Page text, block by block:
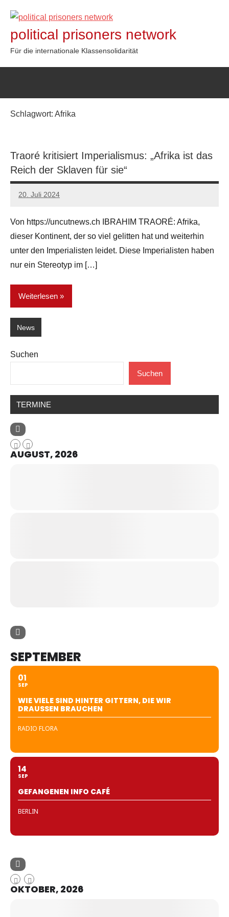
Inhalt
springen
political prisoners network
Für die internationale Klassensolidarität
Schlagwort: Afrika
Traoré kritisiert Imperialismus: „Afrika ist das
Reich der Sklaven für sie“
20. Juli 2024
network
Von https://uncutnews.ch IBRAHIM TRAORÉ: Afrika,
dieser Kontinent, der so viel gelitten hat und weiterhin
unter den Imperialisten leidet. Diese Imperialisten haben
nur ein Stereotyp im […]
Weiterlesen
News
Suchen
Suchen
TERMINE
AUGUST, 2026
SEPTEMBER
01
SEP
WIE VIELE SIND HINTER GITTERN, DIE WIR
DRAUSSEN BRAUCHEN
RADIO FLORA
14
SEP
GEFANGENEN INFO CAFÉ
BERLIN
OKTOBER, 2026